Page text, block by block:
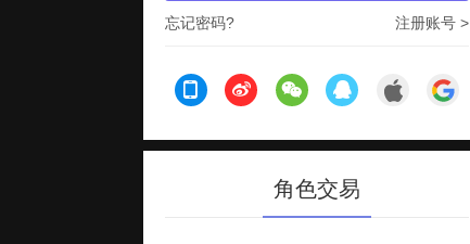
忘记密码? 注册账号 >
角色交易